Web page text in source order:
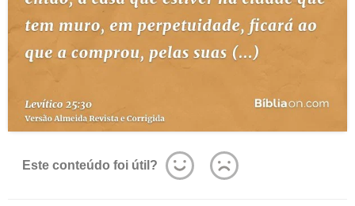
Este conteúdo foi útil?